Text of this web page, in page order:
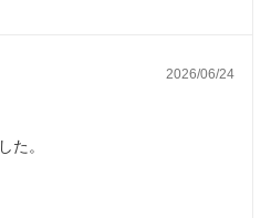
2026/06/24
た。